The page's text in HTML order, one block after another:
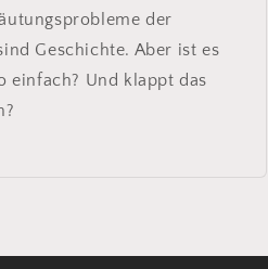
der
Geschichte. Aber ist es
einfach? Und klappt das